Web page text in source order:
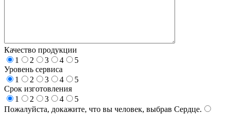
Качество продукции
1
2 3 4
5
Уровень сервиса
1
2 3 4
5
Срок изготовления
1
2 3 4
5
Пожалуйста, докажите, что вы человек, выбрав Сердце.